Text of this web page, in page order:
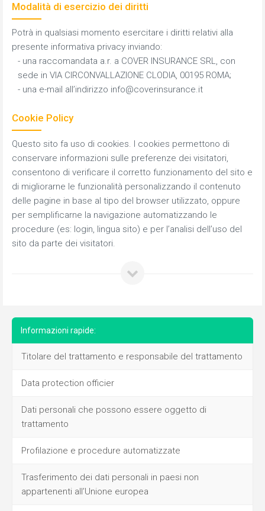
Modalità di esercizio dei diritti
Potrà in qualsiasi momento esercitare i diritti relativi alla
presente informativa privacy inviando:
- una raccomandata a.r. a COVER INSURANCE SRL, con
sede in VIA CIRCONVALLAZIONE CLODIA, 00195 ROMA;
- una e-mail all’indirizzo info@coverinsurance.it
Cookie Policy
Questo sito fa uso di cookies. I cookies permettono di
conservare informazioni sulle preferenze dei visitatori,
consentono di verificare il corretto funzionamento del sito e
di migliorarne le funzionalità personalizzando il contenuto
delle pagine in base al tipo del browser utilizzato, oppure
per semplificarne la navigazione automatizzando le
procedure (es: login, lingua sito) e per l’analisi dell’uso del
sito da parte dei visitatori.
Informazioni rapide:
Titolare del trattamento e responsabile del trattamento
Data protection officier
Dati personali che possono essere oggetto di
trattamento
Profilazione e procedure automatizzate
Trasferimento dei dati personali in paesi non
appartenenti all’Unione europea